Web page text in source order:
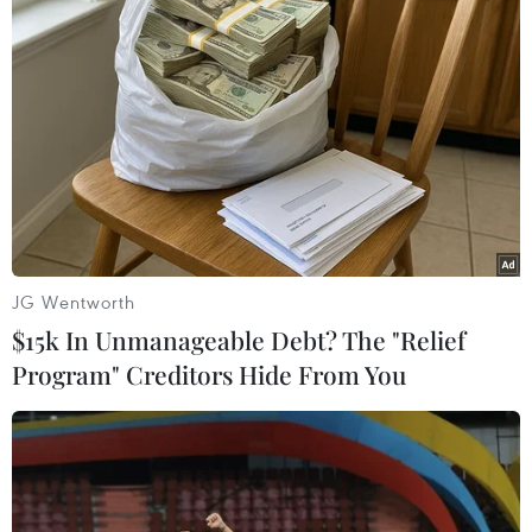
(TTXVN/Vietnam+)
#Mua bán người
#Công an tỉnh Bình Dương
#Nữ tiếp viên
Bình Dương Tp. Hồ Chí Minh
JG Wentworth
$15k In Unmanageable Debt? The "Relief
Program" Creditors Hide From You